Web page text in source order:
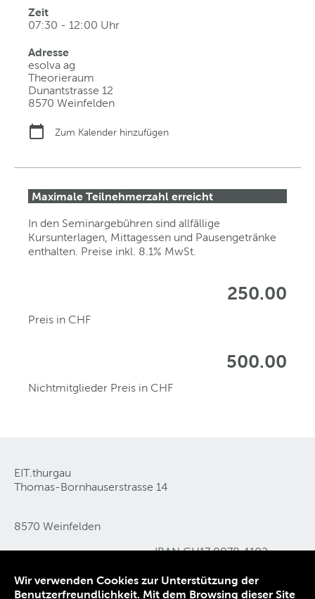
Zeit
07:30 - 12:00 Uhr
Adresse
esolva ag
Theorieraum
Dunantstrasse 12
8570 Weinfelden
Zum Kalender hinzufügen
Maximale Teilnehmerzahl erreicht
In den Seminargebühren sind allfällige
Kursunterlagen, Mittagessen und Pausengetränke
enthalten. Preise inkl. 8.1% MwSt.
250.00
Preis in CHF
500.00
Nichtmitglieder Preis in CHF
EIT.thurgau
Thomas-Bornhauserstrasse 14
8570 Weinfelden
IBAN CH17 0078 4102
E-Mailinfo@eit-thurgau
Wir verwenden Cookies zur Unterstützung der
Benutzerfreundlichkeit. Mit dem Browsing dieser Site